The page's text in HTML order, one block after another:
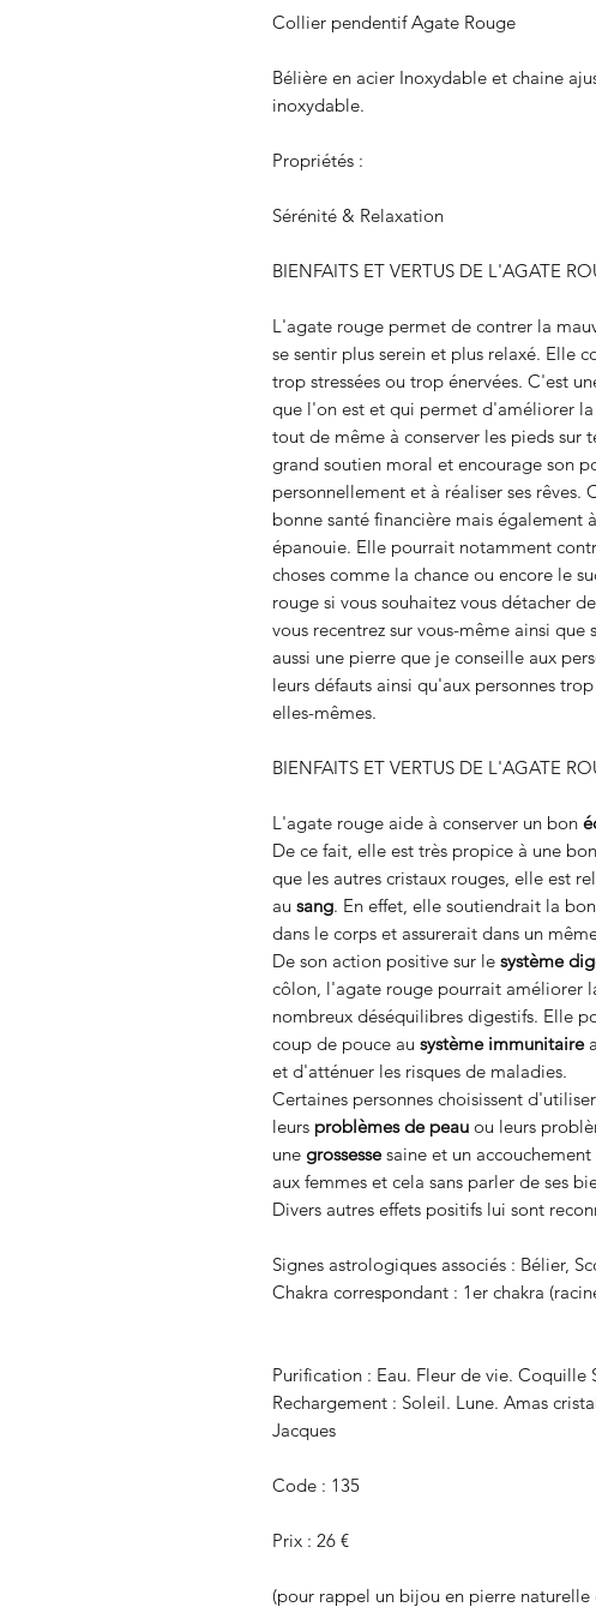
Collier pendentif Agate Rouge
Bélière en acier Inoxydable et chaine
inoxydable.
Propriétés :
Sérénité & Relaxation
BIENFAITS ET VERTUS DE L'AGATE
L'agate rouge permet de contrer la
se sentir plus serein et plus relaxé. Elle
trop stressées ou trop énervées. C'est
que l'on est et qui permet d'améliorer
tout de même à conserver les pieds sur
grand soutien moral et encourage son
personnellement et à réaliser ses
bonne santé financière mais également
épanouie. Elle pourrait notamment
choses comme la chance ou encore le
rouge si vous souhaitez vous détacher
vous recentrez sur vous-même ainsi
aussi une pierre que je conseille aux
leurs défauts ainsi qu'aux personnes
elles-mêmes.
BIENFAITS ET VERTUS DE L'AGATE
L'agate rouge aide à conserver un bon
De ce fait, elle est très propice à une
que les autres cristaux rouges, elle est
au sang. En effet, elle soutiendrait la
dans le corps et assurerait dans un
De son action positive sur le système
côlon, l'agate rouge pourrait améliorer
nombreux déséquilibres digestifs. Elle
coup de pouce au système immunitaire
et d'atténuer les risques de maladies.
Certaines personnes choisissent
leurs problèmes de peau ou leurs
une grossessesaine et un
aux femmes et cela sans parler de ses
Divers autres effets positifs lui sont
Signes astrologiques associés : Bélier,
Chakra correspondant : 1er chakra
Purification : Eau. Fleur de vie. Coquille
Rechargement : Soleil. Lune. Amas
Jacques
Code : 135
Prix : 26 €
(pour rappel un bijou en pierre